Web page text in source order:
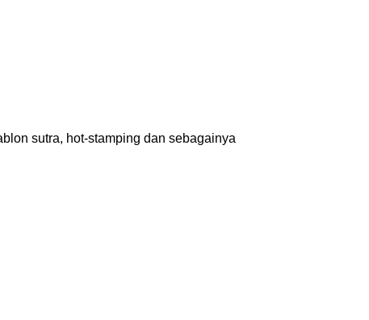
sutra, hot-stamping dan sebagainya